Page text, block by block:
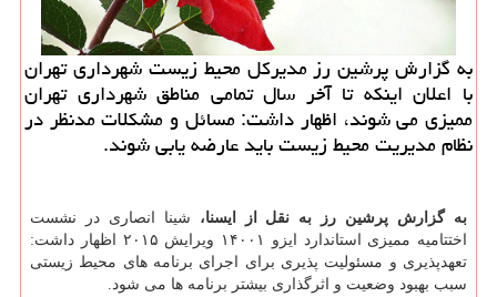
به گزارش پرشین رز مدیركل محیط زیست شهرداری تهران
با اعلان اینكه تا آخر سال تمامی مناطق شهرداری تهران
ممیزی می شوند، اظهار داشت: مسائل و مشكلات مدنظر در
نظام مدیریت محیط زیست باید عارضه یابی شوند.
به گزارش پرشین رز به نقل از ایسنا، شینا انصاری در نشست
اختتامیه ممیزی استاندارد ایزو ۱۴۰۰۱ ویرایش ۲۰۱۵ اظهار داشت:
تعهدپذیری و مسئولیت پذیری برای اجرای برنامه های محیط زیستی
سبب بهبود وضعیت و اثرگذاری بیشتر برنامه ها می شود.